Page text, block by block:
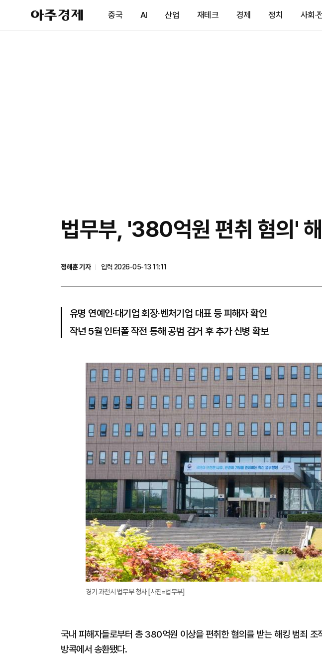
아
주
제
중국 AI 산업 재테크 경제 정치 사회·
법무부, '380억원 편취 혐의'
정해훈 기자
입력 2026-05-13 11:11
유명 연예인·대기업 회장·벤처기업 대표 등 피해자 확인
작년 5월 인터폴 작전 통해 공범 검거 후 추가 신병 확보
경기 과천시 법무부 청사 [사진=법무부]
국내 피해자들로부터 총 380억원 이상을 편취한 혐의를 받는 해킹 범죄 조
방콕에서 송환됐다.